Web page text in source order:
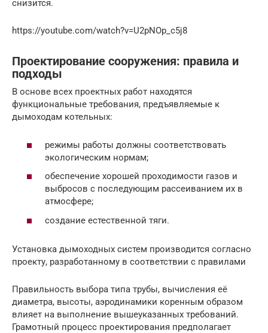
снизится.
https://youtube.com/watch?v=U2pNOp_c5j8
Проектирование сооружения: правила и
подходы
В основе всех проектных работ находятся
функциональные требования, предъявляемые к
дымоходам котельных:
режимы работы должны соответствовать
экологическим нормам;
обеспечение хорошей проходимости газов и
выбросов с последующим рассеиванием их в
атмосфере;
создание естественной тяги.
Установка дымоходных систем производится согласно
проекту, разработанному в соответствии с правилами
Правильность выбора типа трубы, вычисления её
диаметра, высоты, аэродинамики коренным образом
влияет на выполнение вышеуказанных требований.
Грамотный процесс проектирования предполагает